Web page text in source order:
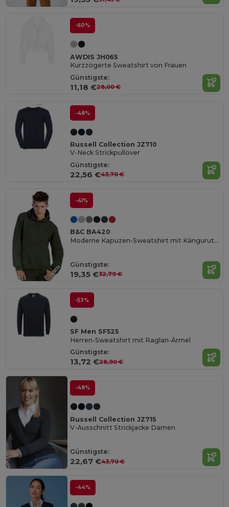
-60%
AWDIS JH065
Kurzzögerte Sweatshirt von Frauen
Günstigste:
11,18 €28,00 €
-48%
Russell Collection JZ710
V-Neck Strickpullover
Günstigste:
22,56 €43,70 €
-41%
B&C BA420
Moderne Kapuzen-Sweatshirt mit Kängurutasche
Günstigste:
19,35 €32,79 €
-53%
SF Men SF525
Herren-Sweatshirt mit Raglan-Ärmel
Günstigste:
13,72 €28,90 €
-48%
Russell Collection JZ715
V-Ausschnitt Strickjacke Damen
Günstigste:
22,67 €43,70 €
-44%